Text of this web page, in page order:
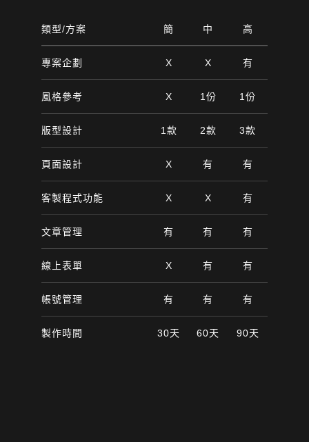
類型/方案 簡 中 高
專案企劃 X X 有
風格參考 X 1份 1份
版型設計 1款 2款 3款
頁面設計 X 有 有
客製程式功能 X X 有
文章管理 有 有 有
線上表單 X 有 有
帳號管理 有 有 有
製作時間 30天 60天 90天